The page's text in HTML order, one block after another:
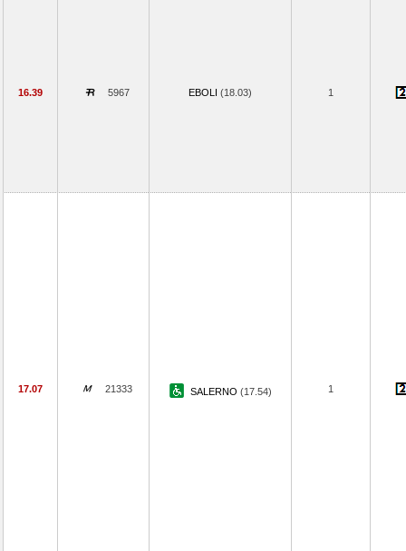
16.39 5967 EBOLI (18.03) 1
17.07 21333 SALERNO (17.54) 1